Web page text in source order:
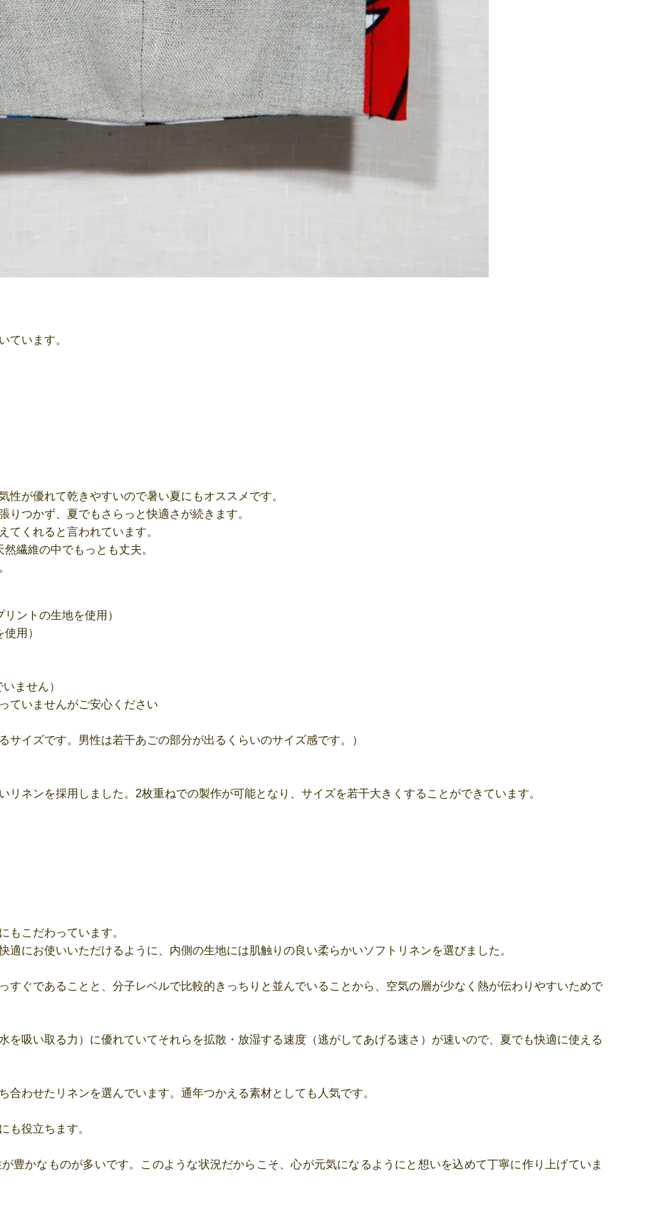
ています。
が優れて乾きやすいので暑い夏にもオススメです。
つかず、夏でもさらっと快適さが続きます。
てくれると言われています。
繊維の中でもっとも丈夫。
ントの生地を使用）
用）
ません）
ていませんがご安心ください
サイズです。男性は若干あごの部分が出るくらいのサイズ感です。）
ネンを採用しました。2枚重ねでの製作が可能となり、サイズを若干大きくすることができています。
もこだわっています。
にお使いいただけるように、内側の生地には肌触りの良い柔らかいソフトリネンを選びました。
すぐであることと、分子レベルで比較的きっちりと並んでいることから、空気の層が少なく熱が伝わりやすいためで
を吸い取る力）に優れていてそれらを拡散・放湿する速度（逃がしてあげる速さ）が速いので、夏でも快適に使える
わせたリネンを選んでいます。通年つかえる素材としても人気です。
も役立ちます。
豊かなものが多いです。このような状況だからこそ、心が元気になるようにと想いを込めて丁寧に作り上げていま